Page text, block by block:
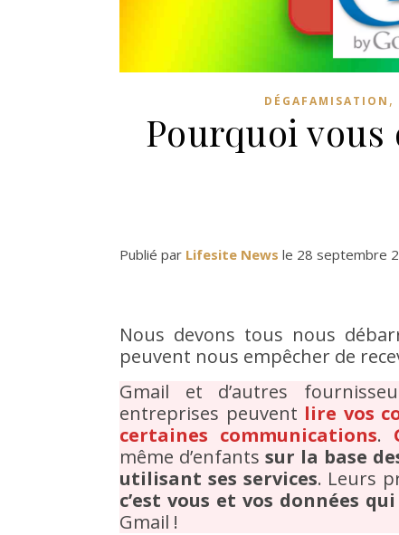
DÉGAFAMISATION ,
Pourquoi vous
Publié par Lifesite News le 28 septembre
Nous devons tous nous
peuvent nous empêcher de
Gmail et d’autres
entreprises peuvent lire vos
certaines communications.
même d’enfants sur la base
utilisant ses services. Leurs
c’est vous et vos données
Gmail !